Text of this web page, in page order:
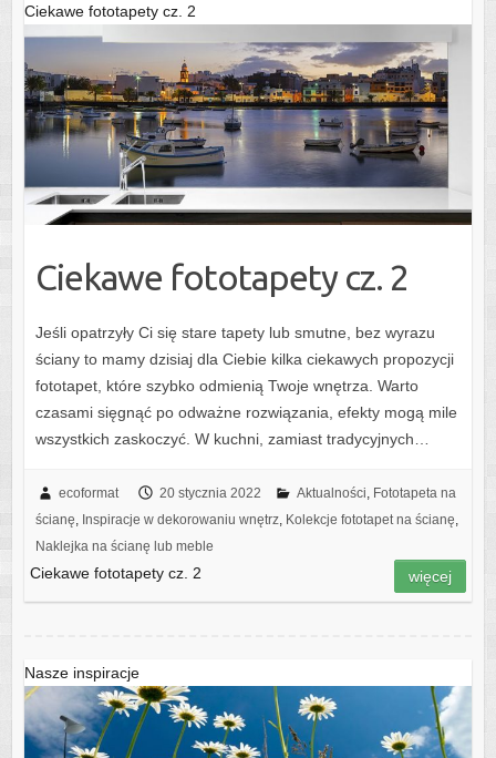
Ciekawe fototapety cz. 2
Ciekawe fototapety cz. 2
Jeśli opatrzyły Ci się stare tapety lub smutne, bez wyrazu
ściany to mamy dzisiaj dla Ciebie kilka ciekawych propozycji
fototapet, które szybko odmienią Twoje wnętrza. Warto
czasami sięgnąć po odważne rozwiązania, efekty mogą mile
wszystkich zaskoczyć. W kuchni, zamiast tradycyjnych…
ecoformat 20 stycznia 2022 Aktualności, Fototapeta na
ścianę, Inspiracje w dekorowaniu wnętrz, Kolekcje fototapet na ścianę,
Naklejka na ścianę lub meble
Ciekawe fototapety cz. 2 więcej
Nasze inspiracje